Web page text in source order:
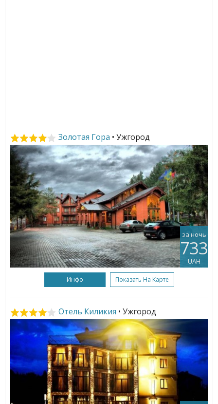
Золотая Гора • Ужгород
за ночь
733
UAH
Инфо Показать На Карте
Отель Киликия • Ужгород